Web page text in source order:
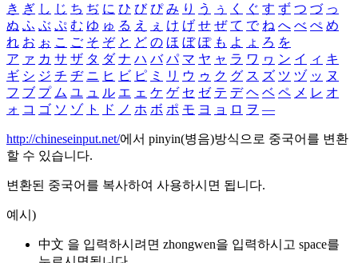
き ぎ し じ ち ぢ に ひ び ぴ み り う ぅ く ぐ す ず つ づ っ
ぬ ふ ぶ ぷ む ゆ ゅ る え ぇ け げ せ ぜ て で ね へ べ ぺ め
れ お ぉ こ ご そ ぞ と ど の ほ ぼ ぽ も よ ょ ろ を
ア ァ カ サ ザ タ ダ ナ ハ バ パ マ ヤ ャ ラ ワ ヮ ン イ ィ キ
ギ シ ジ チ ヂ ニ ヒ ビ ピ ミ リ ウ ゥ ク グ ス ズ ツ ヅ ッ ヌ
フ ブ プ ム ユ ュ ル エ ェ ケ ゲ セ ゼ テ デ ヘ ベ ペ メ レ オ
ォ コ ゴ ソ ゾ ト ド ノ ホ ボ ポ モ ヨ ョ ロ ヲ ―
http://chineseinput.net/에서 pinyin(병음)방식으로 중국어를 변환
할 수 있습니다.
변환된 중국어를 복사하여 사용하시면 됩니다.
예시)
中文 을 입력하시려면 zhongwen을 입력하시고 space를